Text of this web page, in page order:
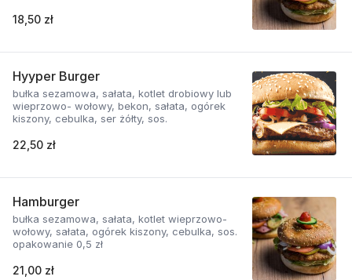
18,50 zł
Hyyper Burger
bułka sezamowa, sałata, kotlet drobiowy lub
wieprzowo- wołowy, bekon, sałata, ogórek
kiszony, cebulka, ser żółty, sos.
22,50 zł
Hamburger
bułka sezamowa, sałata, kotlet wieprzowo-
wołowy, sałata, ogórek kiszony, cebulka, sos.
opakowanie 0,5 zł
21,00 zł